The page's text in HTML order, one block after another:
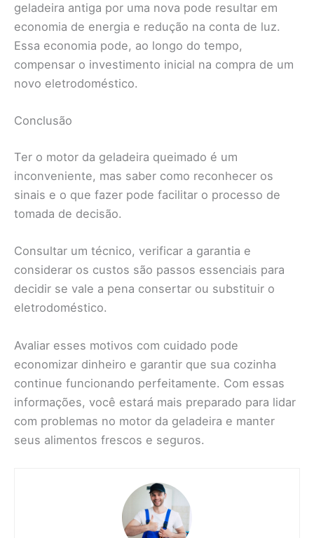
geladeira antiga por uma nova pode resultar em
economia de energia e redução na conta de luz.
Essa economia pode, ao longo do tempo,
compensar o investimento inicial na compra de um
novo eletrodoméstico.
Conclusão
Ter o motor da geladeira queimado é um
inconveniente, mas saber como reconhecer os
sinais e o que fazer pode facilitar o processo de
tomada de decisão.
Consultar um técnico, verificar a garantia e
considerar os custos são passos essenciais para
decidir se vale a pena consertar ou substituir o
eletrodoméstico.
Avaliar esses motivos com cuidado pode
economizar dinheiro e garantir que sua cozinha
continue funcionando perfeitamente. Com essas
informações, você estará mais preparado para lidar
com problemas no motor da geladeira e manter
seus alimentos frescos e seguros.